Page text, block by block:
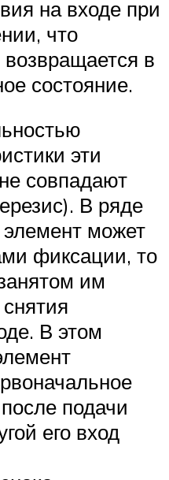
на входе при
что
в
состояние.
эти
совпадают
В ряде
может
фиксации, то
им
В этом
подачи
его вход